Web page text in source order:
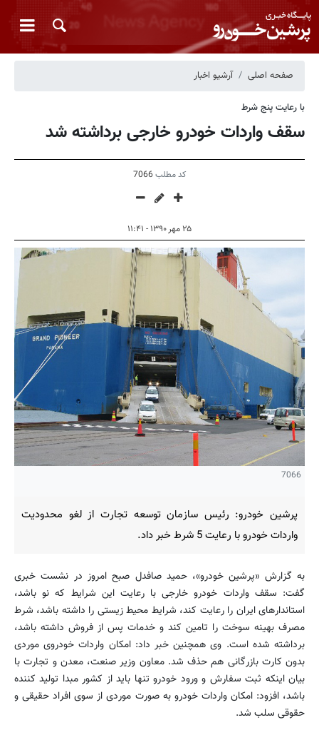
صفحه اصلی آرشیو اخبار
با رعایت پنج شرط
سقف واردات خودرو خارجی برداشته شد
کد مطلب 7066
۲۵ مهر ۱۳۹۰ - ۱۱:۴۱
7066
پرشین خودرو: رئیس سازمان توسعه تجارت از لغو محدودیت
واردات خودرو با رعایت 5 شرط خبر داد.
به گزارش «پرشین خودرو»، حمید صافدل صبح امروز در نشست خبری
گفت: سقف واردات خودرو خارجی با رعایت این شرایط که نو باشد،
استاندارهای ایران را رعایت کند، شرایط محیط زیستی را داشته باشد، شرط
مصرف بهینه سوخت را تامین کند و خدمات پس از فروش داشته باشد،
برداشته شده است. وی همچنین خبر داد: امکان واردات خودروی موردی
بدون کارت بازرگانی هم حذف شد. معاون وزیر صنعت، معدن و تجارت با
بیان اینکه ثبت سفارش و ورود خودرو تنها باید از کشور مبدا تولید کننده
باشد، افزود: امکان واردات خودرو به صورت موردی از سوی افراد حقیقی و
حقوقی سلب شد.